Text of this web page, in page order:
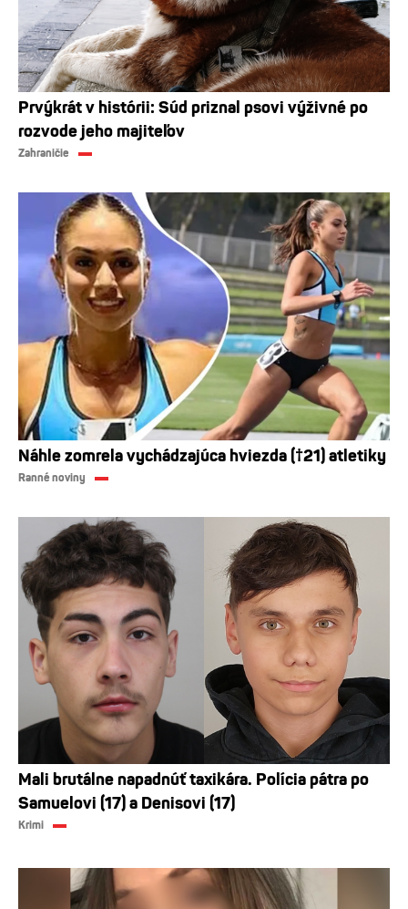
Prvýkrát v histórii: Súd priznal psovi výživné po
rozvode jeho majiteľov
Zahraničie
Náhle zomrela vychádzajúca hviezda (†21) atletiky
Ranné noviny
Mali brutálne napadnúť taxikára. Polícia pátra po
Samuelovi (17) a Denisovi (17)
Krimi